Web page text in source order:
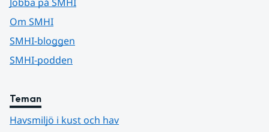
Om SMHI
SMHI-bloggen
SMHI-podden
Teman
Havsmiljö i kust och hav